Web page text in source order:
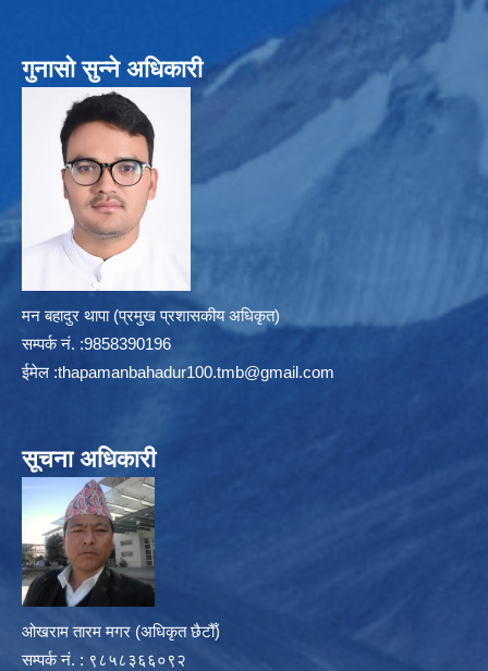
गुनासो सुन्ने अधिकारी
मन बहादुर थापा (प्रमुख प्रशासकीय अधिकृत)
सम्पर्क न‌ं. :9858390196
ईमेल :thapamanbahadur100.tmb@gmail.com
सूचना अधिकारी
ओखराम तारम मगर (अधिकृत छैटौँ)
सम्पर्क न‌ं. : ९८५८३६६०९२